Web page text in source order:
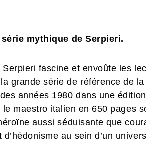
mythique de Serpieri.
fascine et envoûte les
grande série de référence de la
années 1980 dans une
maestro italien en 650 pages
aussi séduisante que
au sein d’un